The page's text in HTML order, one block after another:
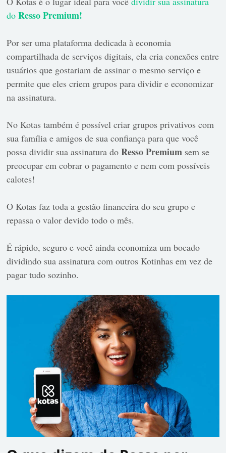
doResso Premium!
Por ser uma plataforma dedicada à economia
compartilhada de serviços digitais, ela cria conexões entre
usuários que gostariam de assinar o mesmo serviço e
permite que eles criem grupos para dividir e economizar
na assinatura.
No Kotas também é possível criar grupos privativos com
sua família e amigos de sua confiança para que você
possa dividir sua assinatura doResso Premium sem se
preocupar em cobrar o pagamento e nem com possíveis
calotes!
O Kotas faz toda a gestão financeira do seu grupo e
repassa o valor devido todo o mês.
É rápido, seguro e você ainda economiza um bocado
dividindo sua assinatura com outros Kotinhas em vez de
pagar tudo sozinho.